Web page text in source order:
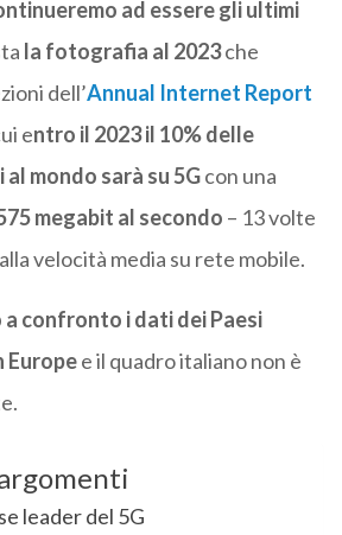
ad essere gli ultimi
la fotografia al 2023che
dell’Annual Internet Report
entro il 2023 il 10% delle
mondo sarà su 5Gcon una
megabit al secondo – 13 volte
velocità media su rete mobile.
a confronto i dati dei Paesi
Europee il quadro italiano non è
leader del 5G